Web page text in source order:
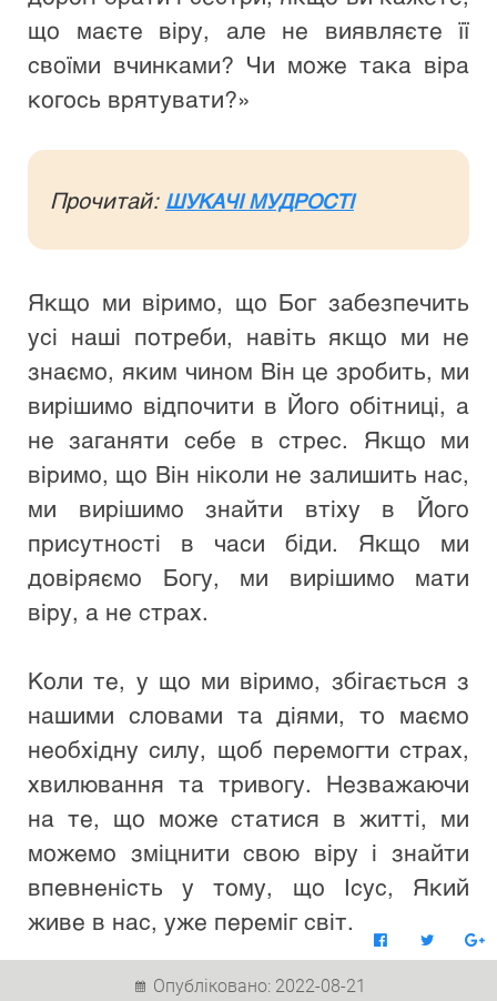
що маєте віру, але не виявляєте її
своїми вчинками? Чи може така віра
когось врятувати?»
Прочитай: ШУКАЧІ МУДРОСТІ
Якщо ми віримо, що Бог забезпечить
усі наші потреби, навіть якщо ми не
знаємо, яким чином Він це зробить, ми
вирішимо відпочити в Його обітниці, а
не заганяти себе в стрес. Якщо ми
віримо, що Він ніколи не залишить нас,
ми вирішимо знайти втіху в Його
присутності в часи біди. Якщо ми
довіряємо Богу, ми вирішимо мати
віру, а не страх.
Коли те, у що ми віримо, збігається з
нашими словами та діями, то маємо
необхідну силу, щоб перемогти страх,
хвилювання та тривогу. Незважаючи
на те, що може статися в житті, ми
можемо зміцнити свою віру і знайти
впевненість у тому, що Ісус, Який
живе в нас, уже переміг світ.
Опубліковано: 2022-08-21